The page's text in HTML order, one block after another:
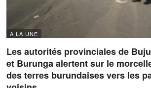
A LA UNE
Les autorités provinciales de
et Burunga alertent sur le
des terres burundaises vers les